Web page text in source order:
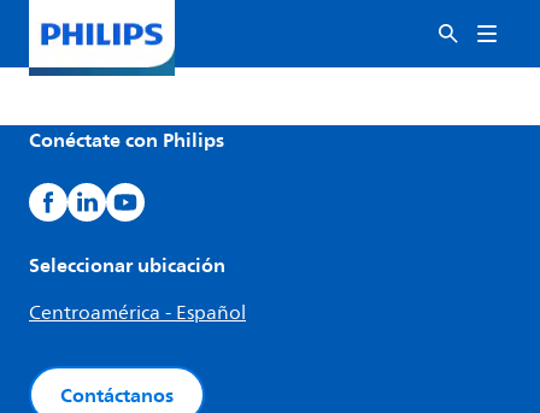
Conéctate con Philips
Seleccionar ubicación
Centroamérica - Español
Contáctanos